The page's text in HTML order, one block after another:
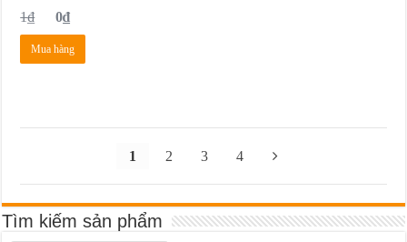
1₫ 0₫
Mua hàng
1 2 3 4
Tìm kiếm sản phẩm